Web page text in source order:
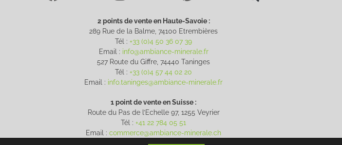
2 points de vente en Haute-Savoie :
289 Rue de la Balme, 74100 Etrembières
Tél : +33 (0)4 50 36 07 39
Email : info@ambiance-minerale.fr
527 Route du Giffre, 74440 Taninges
Tél : +33 (0)4 57 44 02 20
Email : info.taninges@ambiance-minerale.fr
1 point de vente en Suisse :
Route du Pas de l’Echelle 97, 1255 Veyrier
Tél : +41 22 784 05 51
Email : commerce@ambiance-minerale.ch